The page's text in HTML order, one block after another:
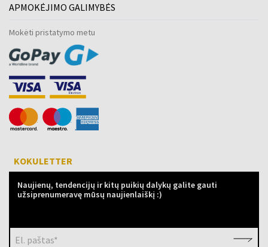
APMOKĖJIMO GALIMYBĖS
Mokėti pristatymo metu
KOKULETTER
Naujienų, tendencijų ir kitų puikių dalykų galite gauti
užsiprenumeravę mūsų naujienlaiškį :)
El. paštas*